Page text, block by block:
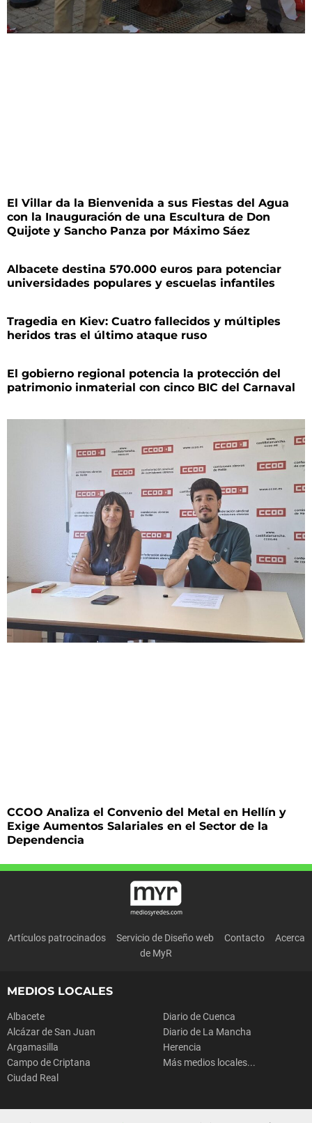
El Villar da la Bienvenida a sus Fiestas del Agua
con la Inauguración de una Escultura de Don
Quijote y Sancho Panza por Máximo Sáez
Albacete destina 570.000 euros para potenciar
universidades populares y escuelas infantiles
Tragedia en Kiev: Cuatro fallecidos y múltiples
heridos tras el último ataque ruso
El gobierno regional potencia la protección del
patrimonio inmaterial con cinco BIC del Carnaval
CCOO Analiza el Convenio del Metal en Hellín y
Exige Aumentos Salariales en el Sector de la
Dependencia
Artículos patrocinados Servicio de Diseño web Contacto
Acerca
de MyR
MEDIOS LOCALES
Albacete
Alcázar de San Juan
Argamasilla
Campo de Criptana
Ciudad Real
Diario de Cuenca
Diario de La Mancha
Herencia
Más medios locales...